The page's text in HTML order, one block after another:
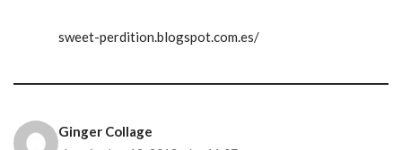
sweet-perdition.blogspot.com.es/
Ginger Collage